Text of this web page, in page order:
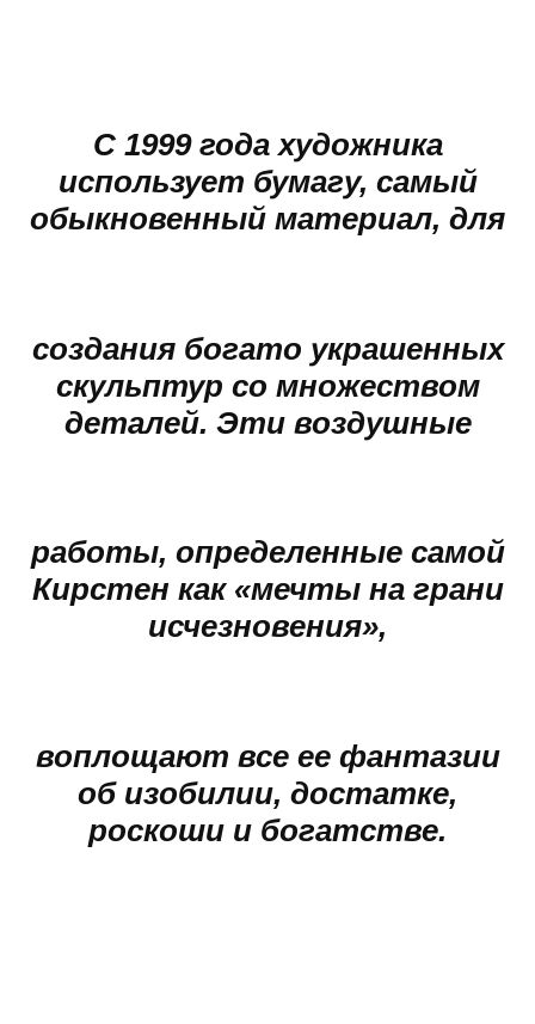
С 1999 года художника
использует бумагу, самый
обыкновенный материал, для
создания богато украшенных
скульптур со множеством
деталей. Эти воздушные
работы, определенные самой
Кирстен как «мечты на грани
исчезновения»,
воплощают все ее фантазии
об изобилии, достатке,
роскоши и богатстве.